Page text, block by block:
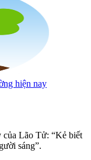
hiện nay
của Lão Tử: “Kẻ biết
sáng”.